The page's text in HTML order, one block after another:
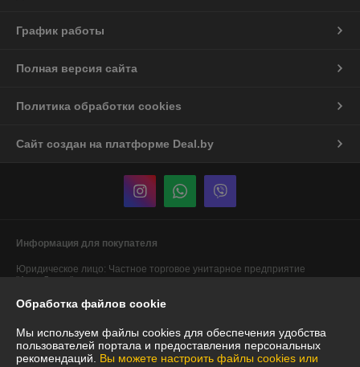
График работы
Полная версия сайта
Политика обработки cookies
Сайт создан на платформе Deal.by
Информация для покупателя
Юридическое лицо: Частное торговое унитарное предприятие
"АннаДекор"
УНП: 290487319
Обработка файлов cookie
Мы используем файлы cookies для обеспечения удобства
пользователей портала и предоставления персональных
рекомендаций. Вы можете настроить файлы cookies или